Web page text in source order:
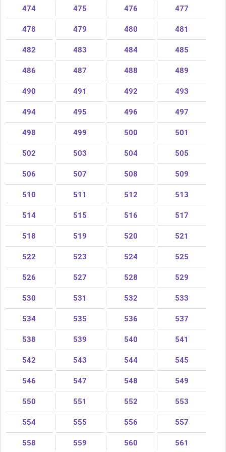
474 475 476 477
478 479 480 481
482 483 484 485
486 487 488 489
490 491 492 493
494 495 496 497
498 499 500 501
502 503 504 505
506 507 508 509
510 511 512 513
514 515 516 517
518 519 520 521
522 523 524 525
526 527 528 529
530 531 532 533
534 535 536 537
538 539 540 541
542 543 544 545
546 547 548 549
550 551 552 553
554 555 556 557
558 559 560 561